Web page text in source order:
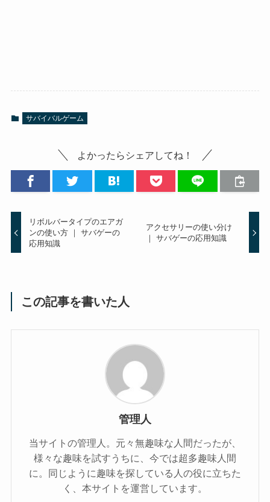
サバイバルゲーム
よかったらシェアしてね！
リボルバータイプのエアガ
ンの使い方 ｜ サバゲーの
応用知識
アクセサリーの使い分け
｜ サバゲーの応用知識
この記事を書いた人
管理人
当サイトの管理人。元々無趣味な人間だったが、
様々な趣味を試すうちに、今では超多趣味人間
に。同じように趣味を探している人の役に立ちた
く、本サイトを運営しています。